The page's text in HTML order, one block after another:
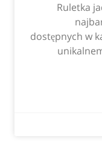
Ruletka
dostępnych w